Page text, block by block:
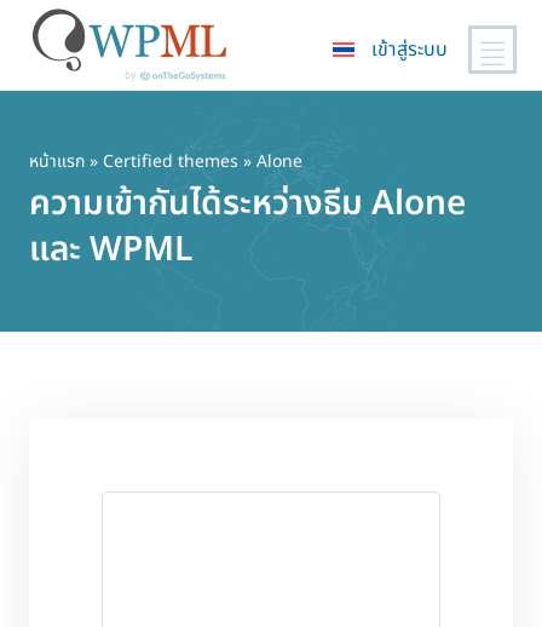
เนื้อหา
หลัก
เข้าสู่ระบบ
หน้าแรก» Certified themes » Alone
ความเข้ากันได้ระหว่างธีม Alone
และ WPML